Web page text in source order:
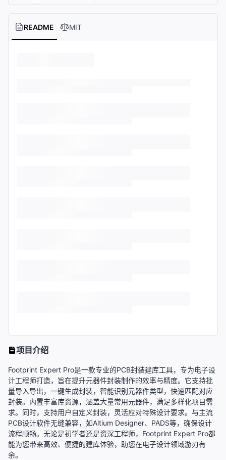
README MIT
项目介绍
Footprint Expert Pro是一款专业的PCB封装建库工具，专为电子设
计工程师打造，旨在提升元器件封装制作的效率与精度。它支持批
量导入导出，一键生成封装，智能识别元器件类型，快速匹配对应
封装。内置丰富库资源，涵盖大量常用元器件，满足多样化项目需
求。同时，支持用户自定义封装，灵活应对特殊设计要求。与主流
PCB设计软件无缝兼容，如Altium Designer、PADS等，确保设计
流程顺畅。无论是初学者还是资深工程师，Footprint Expert Pro都
能为您带来高效、便捷的建库体验，助您在电子设计领域游刃有
余。